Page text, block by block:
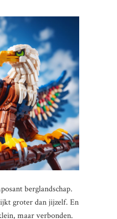
berglandschap.
groter dan jijzelf. En
maar verbonden.